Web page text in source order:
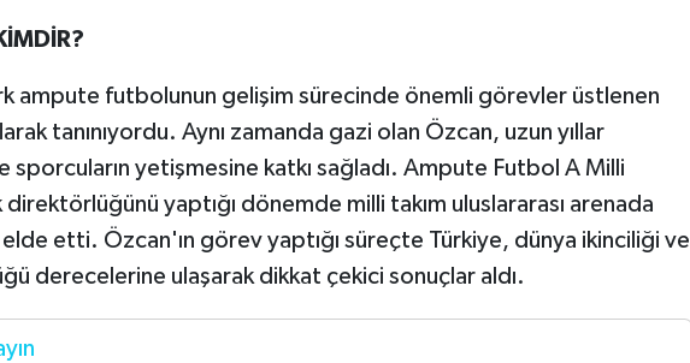
ampute futbolunun gelişim sürecinde önemli görevler üstlenen
tanınıyordu. Aynı zamanda gazi olan Özcan, uzun yıllar
sporcuların yetişmesine katkı sağladı. Ampute Futbol A Milli
direktörlüğünü yaptığı dönemde milli takım uluslararası arenada
elde etti. Özcan'ın görev yaptığı süreçte Türkiye, dünya ikinciliği ve
derecelerine ulaşarak dikkat çekici sonuçlar aldı.